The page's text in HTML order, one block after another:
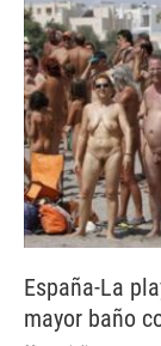
España-La
mayor baño